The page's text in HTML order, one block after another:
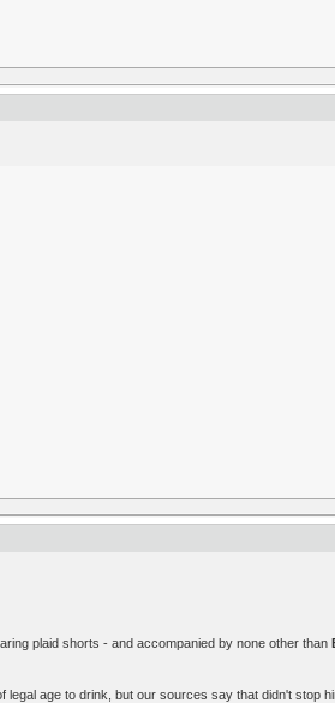
plaid shorts - and accompanied by none other than
age to drink, but our sources say that didn't stop